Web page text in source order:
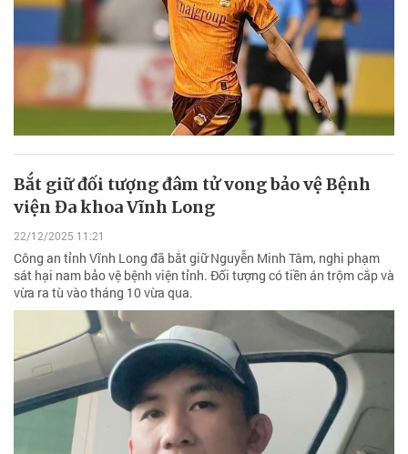
Bắt giữ đối tượng đâm tử vong bảo vệ Bệnh
viện Đa khoa Vĩnh Long
22/12/2025 11:21
Công an tỉnh Vĩnh Long đã bắt giữ Nguyễn Minh Tâm, nghi phạm
sát hại nam bảo vệ bệnh viện tỉnh. Đối tượng có tiền án trộm cắp và
vừa ra tù vào tháng 10 vừa qua.